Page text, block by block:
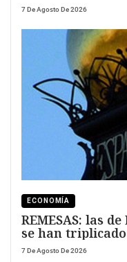
7 De Agosto De 2026
ECONOMÍA
REMESAS: las
se han triplicado
7 De Agosto De 2026